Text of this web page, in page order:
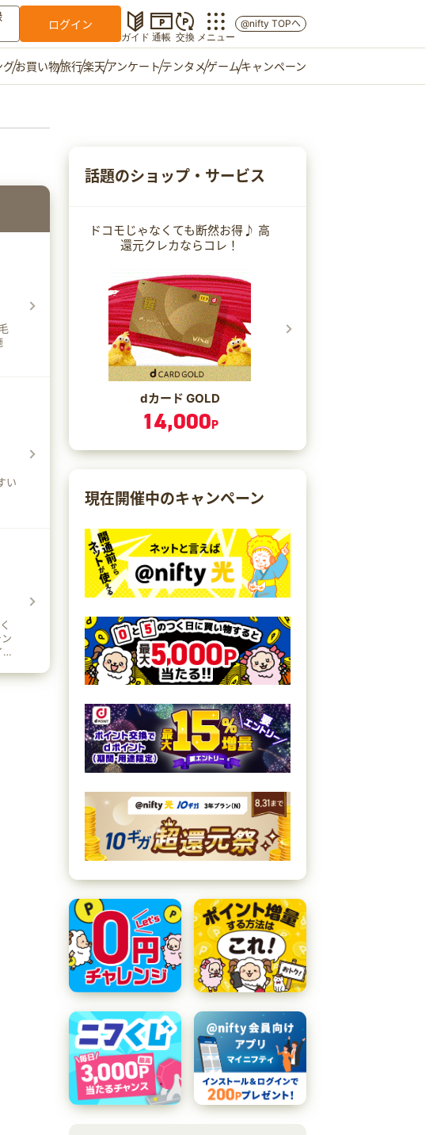
ログイン
ガイド 通帳 交換 メニュー
登録情報
ご意見箱
@nifty TOPへ
グお買い物旅行楽天アンケートテンタメゲームキャンペーン
話題のショップ・サービス
ドコモじゃなくても断然お得♪ 高
還元クレカならコレ！
dカード GOLD
14,000P
現在開催中のキャンペーン